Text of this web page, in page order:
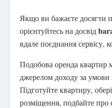
Якщо ви бажаєте досягти
орієнтуйтесь на досвід
вдале поєднання сервісу,
Подобова оренда квартир
джерелом доходу за умови
Підготуйте квартиру,
розміщення, подбайте про